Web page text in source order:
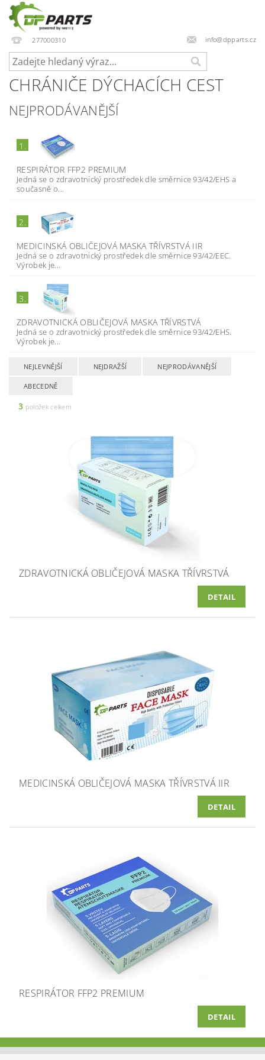
277000310 info@dpparts.cz
CHRÁNIČE DÝCHACÍCH CEST
NEJPRODÁVANĚJŠÍ
1.
RESPIRÁTOR FFP2 PREMIUM
Jedná se o zdravotnický prostředek dle směrnice 93/42/EHS a
současně o...
2.
MEDICINSKÁ OBLIČEJOVÁ MASKA TŘÍVRSTVÁ IIR
Jedná se o zdravotnický prostředek dle směrnice 93/42/EEC.
Výrobek je...
3.
ZDRAVOTNICKÁ OBLIČEJOVÁ MASKA TŘÍVRSTVÁ
Jedná se o zdravotnický prostředek dle směrnice 93/42/EHS.
Výrobek je...
NEJLEVNĚJŠÍ NEJDRAŽŠÍ NEJPRODÁVANĚJŠÍ
ABECEDNĚ
3 položek celkem
ZDRAVOTNICKÁ OBLIČEJOVÁ MASKA TŘÍVRSTVÁ
DETAIL
MEDICINSKÁ OBLIČEJOVÁ MASKA TŘÍVRSTVÁ IIR
DETAIL
RESPIRÁTOR FFP2 PREMIUM
DETAIL